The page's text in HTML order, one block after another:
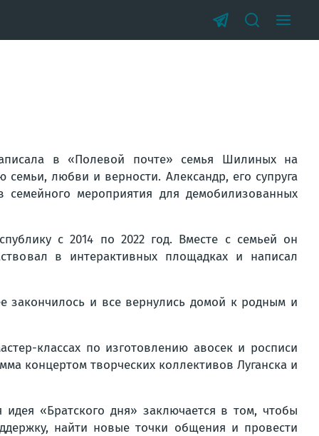
в «Полевой почте» семья Шилиных на
любви и верности. Александр, его супруга
мероприятия для демобилизованных
с 2014 по 2022 год. Вместе с семьей он
в интерактивных площадках и написал
закончилось и все вернулись домой к родным и
классах по изготовлению авосек и росписи
концертом творческих коллективов Луганска и
«Братского дня» заключается в том, чтобы
найти новые точки общения и провести